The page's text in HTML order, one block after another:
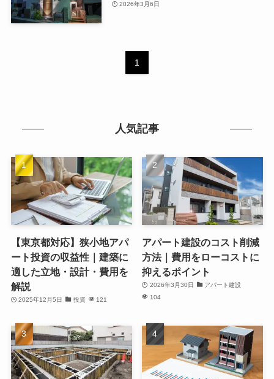
2026年3月6日
1
人気記事
【東京都対応】狭小地アパ
ート投資の収益性｜建築に
適した立地・設計・費用を
解説
2025年12月5日 投資 121
アパート建設のコスト削減
方法｜費用をローコストに
抑えるポイント
2026年3月30日
アパート建設
104